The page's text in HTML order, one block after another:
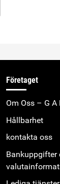
Företaget
Om Oss – G A
Hållbarhet
kontakta oss
Bankuppgifter